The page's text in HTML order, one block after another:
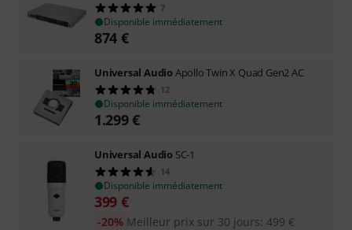
7
Disponible immédiatement
874 €
Universal AudioApollo Twin X Quad Gen2 AC
12
Disponible immédiatement
1.299€
Universal Audio SC-1
14
Disponible immédiatement
399 €
Meilleur prix sur 30 jours: 499 €
-20%